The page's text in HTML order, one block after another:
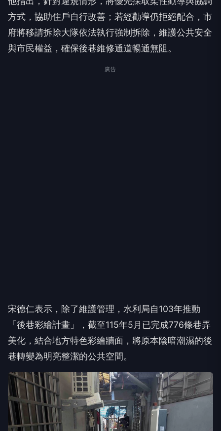
方式，協助住戶自行改善；若經勸導仍拒絕配合，市
府將移請拆除大隊依法執行強制拆除，維護公共安全
與市民權益，確保後巷維修通道暢通無阻。
廣告
宋德仁表示，除了維護管理，水利局自103年推動
「後巷彩繪計畫」，截至115年5月已完成776條巷弄
美化，結合地方特色彩繪牆面，將原本陰暗潮濕的後
巷轉變為明亮整潔的公共空間。